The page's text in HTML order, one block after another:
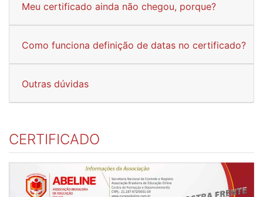
Meu certificado ainda não chegou, porque?
Como funciona definição de datas no certificado?
Outras dúvidas
CERTIFICADO